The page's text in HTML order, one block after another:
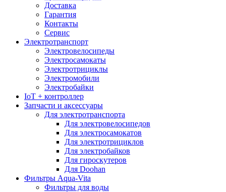
Доставка
Гарантия
Контакты
Сервис
Электротранспорт
Электровелосипеды
Электросамокаты
Электротрициклы
Электромобили
Электробайки
IoT + контроллер
Запчасти и аксессуары
Для электротранспорта
Для электровелосипедов
Для электросамокатов
Для электротрициклов
Для электробайков
Для гироскутеров
Для Doohan
Фильтры Aqua-Vita
Фильтры для воды